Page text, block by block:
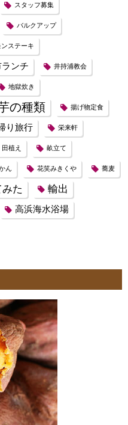
スタッフ募集
バルクアップ
ンステーキ
ンチ 井持浦教会
地獄炊き
の種類 揚げ物定食
り旅行 栄来軒
田植え 畝立て
ん 花笑みきくや 蕎麦
た 輸出
高浜海水浴場